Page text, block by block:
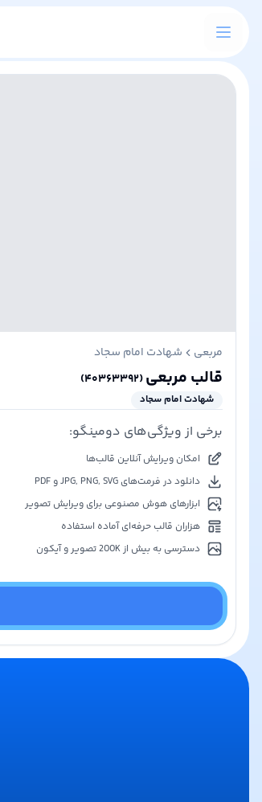
مربعی شهادت امام سجاد
قالب مربعی(۴۰۳۶۳۳۹۲)
شهادت امام سجاد
برخی از ویژگی‌های دومینگو:
امکان ویرایش آنلاین قالب‌ها
دانلود در فرمت‌های JPG, PNG, SVG و PDF
ابزارهای هوش مصنوعی برای ویرایش تصویر
هزاران قالب حرفه‌ای آماده استفاده
دسترسی به بیش از 200K تصویر و آیکون